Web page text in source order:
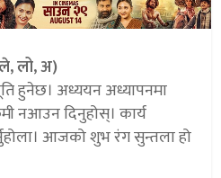
लो, अ)
हुनेछ। अध्ययन अध्यापनमा
नआउन दिनुहोस्। कार्य
आजको शुभ रंग सुन्तला हो